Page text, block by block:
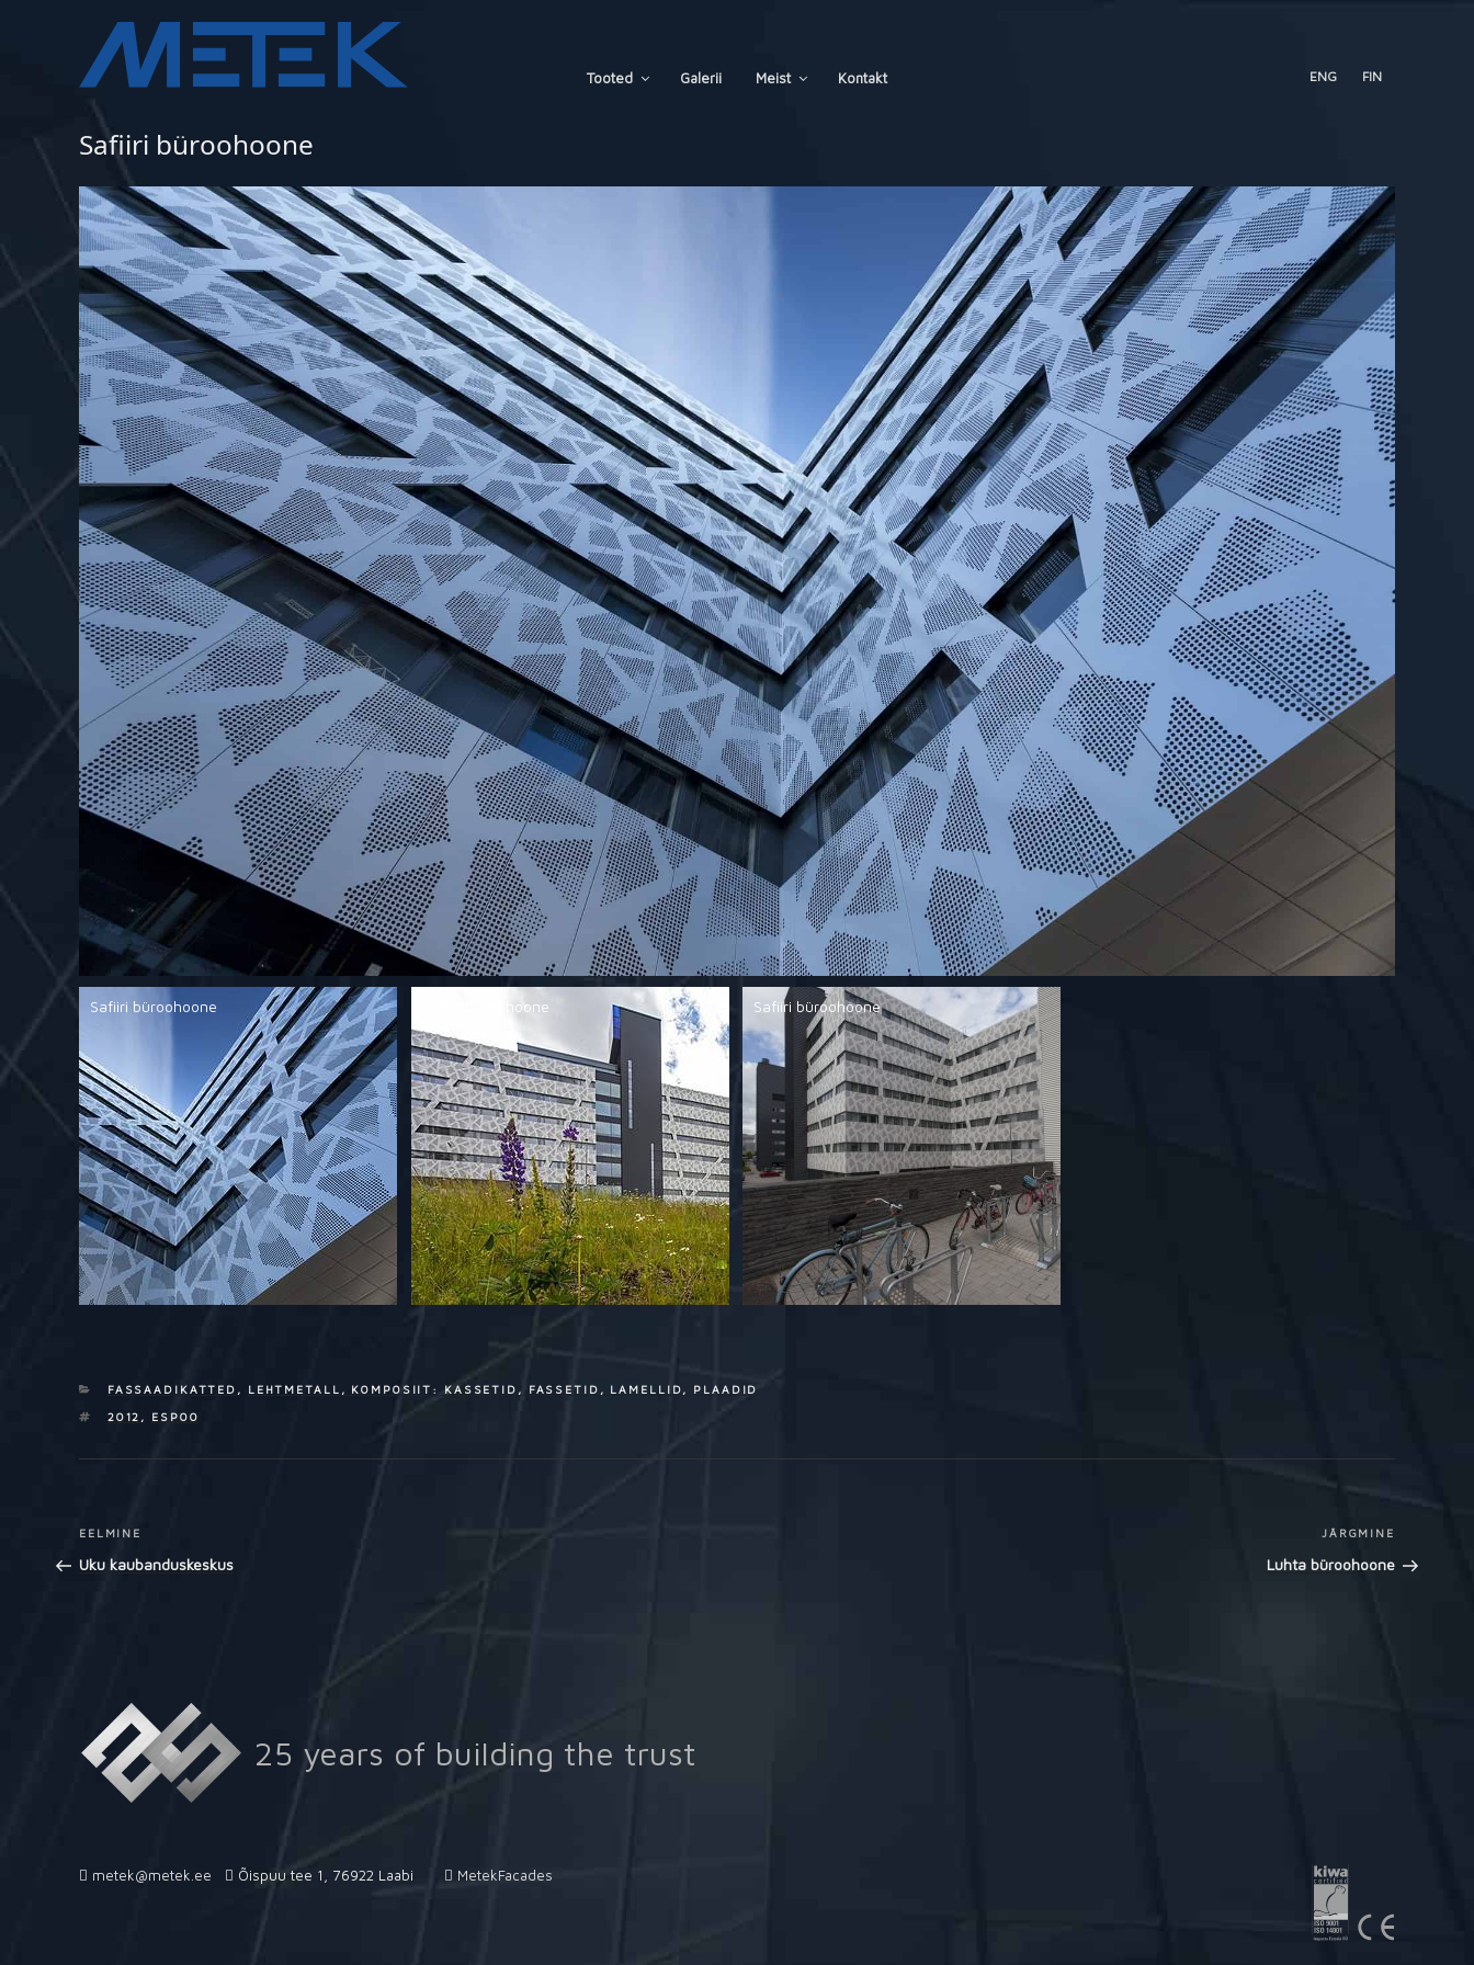
juurde
Tooted Galerii Meist Kontakt ENG FIN
Safiiri büroohoone
Safiiri büroohoone Safiiri büroohoone Safiiri büroohoone
CATEGORIES
FASSAADIKATTED , LEHTMETALL, KOMPOSIIT: KASSETID, FASSETID, LAMELLID, PLAADID
TAGS
2012 , ESPOO
Navigeerimine
Previous
Post
EELMINE
Uku kaubanduskeskus
Post
JÄRGMINE
Luhta büroohoone
25 years of building the trust
metek@metek.ee Õispuu tee 1, 76922 Laabi MetekFacades